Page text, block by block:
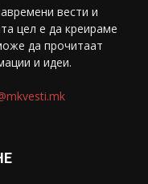
вести и
цел е да креираме
да прочитаат
и идеи.